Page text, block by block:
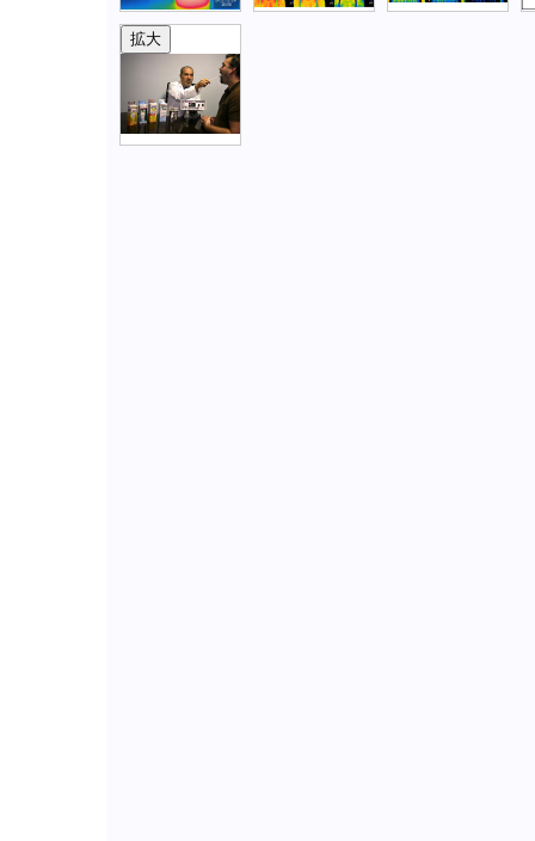
拡大